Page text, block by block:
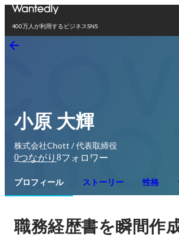
400万人が利用するビジネスSNS
小原 大輝
株式会社Chott / 代表取締役
0つながり 8フォロワー
プロフィール ストーリー 性格
職務経歴書を瞬間作